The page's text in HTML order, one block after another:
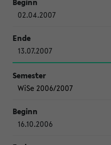
02.04.2007
13.07.2007
WiSe 2006/2007
16.10.2006